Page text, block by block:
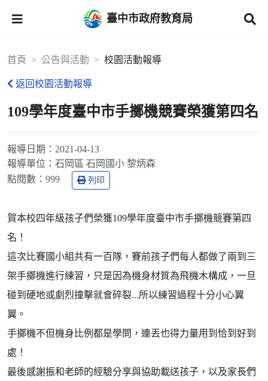
臺中市政府教育局
首頁 公告與活動 校園活動報導
返回校園活動報導
109學年度臺中市手擲機競賽榮獲第四名
報導日期： 2021-04-13
報導單位： 石岡區 石岡國小 黎炳森
點閱數： 999 列印
賀本校四年級孩子們榮獲109學年度臺中市手擲機競賽第四
名！
這次比賽國小組共有一百隊，賽前孩子們每人都做了兩到三
架手擲機進行練習，只是因為機身材質為飛機木構成，一旦
碰到硬地或劇烈撞擊就會碎裂...所以練習過程十分小心翼
翼。
手擲機不但機身比例都是學問，連丟也得力量用到恰到好到
處！
最後感謝振和老師的經驗分享與協助載送孩子，以及家長們